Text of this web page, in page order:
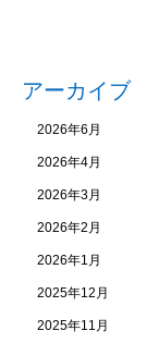
アーカイブ
2026年6月
2026年4月
2026年3月
2026年2月
2026年1月
2025年12月
2025年11月